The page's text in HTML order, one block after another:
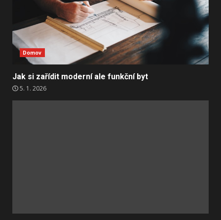
Domov
Jak si zařídit moderní ale funkční byt
5. 1. 2026